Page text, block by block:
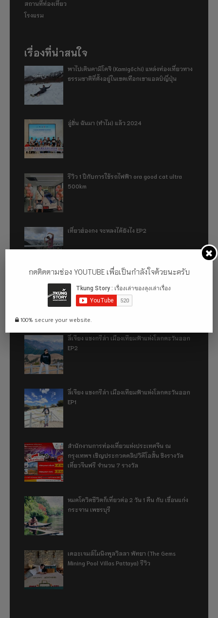
สถานที่ท่องเที่ยว
โรงแรม
เรื่องที่น่าสนใจ
พาไปเดินคามิโคจิ (Kamigōchi) แหล่งท่องเที่ยวทาง
ธรรมชาติที่ตั้งอยู่ในเขตเทือกเขาแอลป์ญี่ปุ่น
อู่ฮั่น ฉันมา (ทำไม) แล้ว 2024
รีวิว 1 ปีกับการใช้รถไฟฟ้า ora good cat ultra
500km
เที่ยวฮ่องกง จะหลงได้ยังไง EP2
เที่ยวฮ่องกง จะหลงได้ยังไง EP1
ลี่เจียง แชงกรีล่า เมืองเทียมฟ้าแห่งโลกตะวันออก
EP2
ลี่เจียง แชงกรีล่า เมืองเทียมฟ้าแห่งโลกตะวันออก
EP1
สำนักงานการท่องเที่ยวแห่งประเทศจีน ณ
กรุงเทพฯ เชิญประกวดคลิปวิดีโอสั้น ชิงรางวัล
เที่ยวจีนฟรี จำนวน 7 รางวัล
หมดโควิดชีวิตก็เที่ยวต่อ 2 วัน 1 คืน กับ เขื่อนแก่ง
กระจาน เพชรบุรี
เดอะเจมส์ไมนิงพูลวิลลา พัทยา (The Gems
Mining Pool Villas Pattaya) รีวิว
กดติดตามช่อง YOUTUBE เพื่อเป็นกำลังใจด้วยนะครับ
100% secure your website.